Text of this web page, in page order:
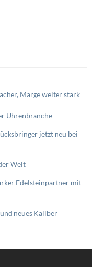
Marge weiter stark
Uhrenbranche
jetzt neu bei
Welt
Edelsteinpartner mit
neues Kaliber